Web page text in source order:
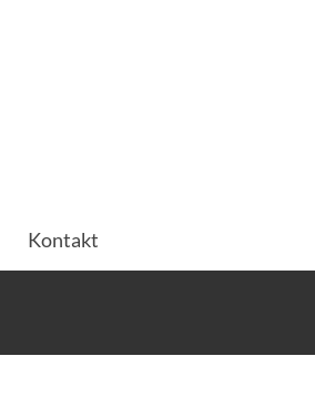
Kontakt